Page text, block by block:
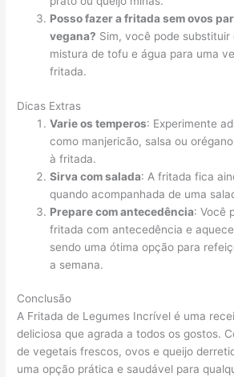
Posso fazer a fritada sem ovos
vegana? Sim, você pode substituir
mistura de tofu e água para uma
fritada.
Dicas Extras
Varie os temperos: Experimente
como manjericão, salsa ou
à fritada.
Sirva com salada: A fritada fica
quando acompanhada de uma
Prepare com antecedência: Você
fritada com antecedência e
sendo uma ótima opção para
a semana.
Conclusão
A Fritada de Legumes Incrível é uma
deliciosa que agrada a todos os gostos.
de vegetais frescos, ovos e queijo
uma opção prática e saudável para